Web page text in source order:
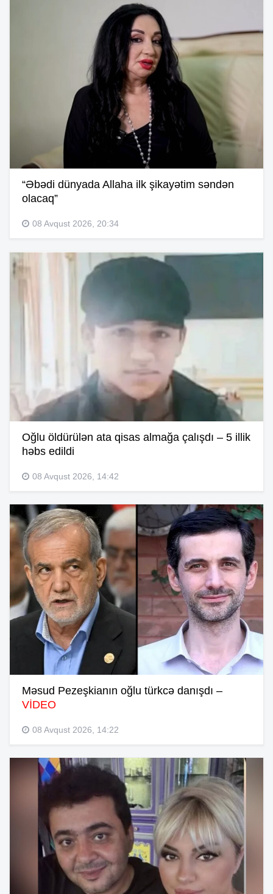
“Əbədi dünyada Allaha ilk şikayətim səndən
olacaq”
08 Avqust 2026, 20:34
Oğlu öldürülən ata qisas almağa çalışdı – 5 illik
həbs edildi
08 Avqust 2026, 14:42
Məsud Pezeşkianın oğlu türkcə danışdı –
VİDEO
08 Avqust 2026, 14:22